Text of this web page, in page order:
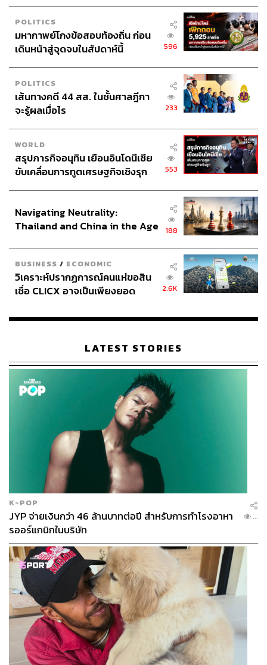
POLITICS
มหากาพย์โกงข้อสอบท้องถิ่น ก่อน
เดินหน้าสู่จุดจบในสัปดาห์นี้
596
POLITICS
เส้นทางคดี 44 สส. ในชั้นศาลฎีกา
จะรู้ผลเมื่อไร
233
WORLD
สรุปภารกิจอนุทิน เยือนอินโดนีเซีย
ขับเคลื่อนการทูตเศรษฐกิจเชิงรุก
553
Navigating Neutrality:
Thailand and China in the Age
188
BUSINESS / ECONOMIC
วิเคราะห์ปรากฏการณ์คนแห่ขอสิน
เชื่อ CLICX อาจเป็นเพียงยอด
เรือนไทยที่ถูกซุกไว้
2.6K
LATEST STORIES
K-POP
JYP จ่ายเงินกว่า 46 ล้านบาทต่อปี สำหรับการทำโรงอาหา
รออร์แกนิกในบริษัท
...